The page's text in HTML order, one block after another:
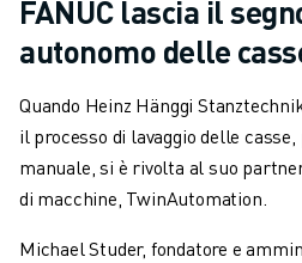
FANUC lascia il
autonomo delle
Quando Heinz Hänggi
il processo di lavaggio delle
manuale, si è rivolta al suo
di macchine, TwinAutomation.
Michael Studer, fondatore e